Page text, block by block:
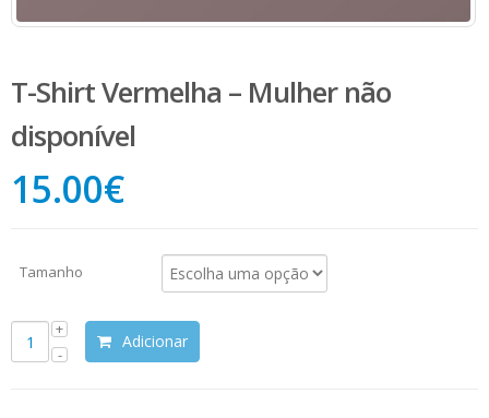
T-Shirt Vermelha – Mulher não
disponível
15.00€
Tamanho
Adicionar